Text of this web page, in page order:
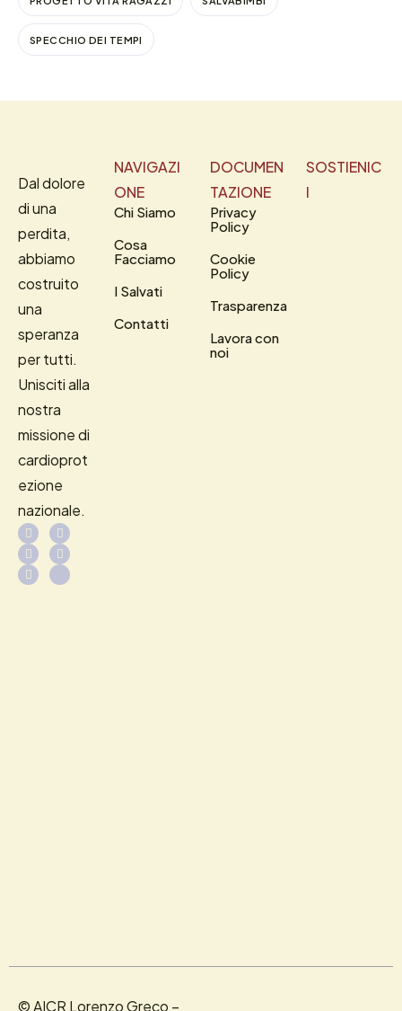
SPECCHIO DEI TEMPI
Dal dolore
di una
perdita,
abbiamo
costruito
una
speranza
per tutti.
Unisciti alla
nostra
missione di
cardioprot
ezione
nazionale.
NAVIGAZI
ONE
Chi Siamo
Cosa
Facciamo
I Salvati
Contatti
DOCUMEN
TAZIONE
Privacy
Policy
Cookie
Policy
Trasparenza
Lavora con
noi
SOSTIENIC
I
© AICR Lorenzo Greco –